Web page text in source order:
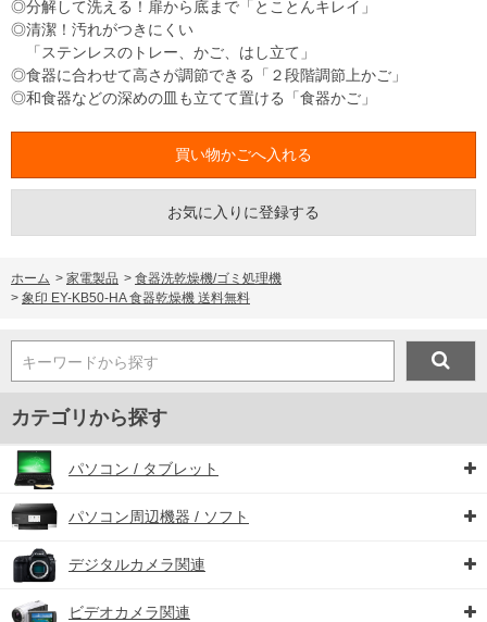
◎分解して洗える！扉から底まで「とことんキレイ」
◎清潔！汚れがつきにくい
「ステンレスのトレー、かご、はし立て」
◎食器に合わせて高さが調節できる「２段階調節上かご」
◎和食器などの深めの皿も立てて置ける「食器かご」
お気に入りに登録する
ホーム > 家電製品 > 食器洗乾燥機/ゴミ処理機
> 象印 EY-KB50-HA 食器乾燥機 送料無料
キーワードから探す
カテゴリから探す
パソコン / タブレット
パソコン周辺機器 / ソフト
デジタルカメラ関連
ビデオカメラ関連